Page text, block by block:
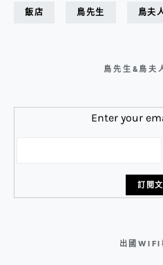
飯店 鳥先生 鳥夫
鳥先生&鳥夫
Enter your
出國WIFI